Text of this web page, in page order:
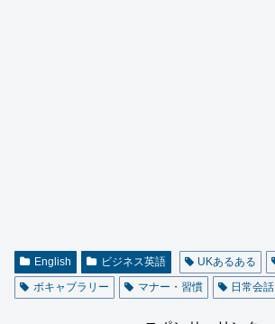
English ビジネス英語 UKあるある
ボキャブラリー
マナー・習慣 日常会話